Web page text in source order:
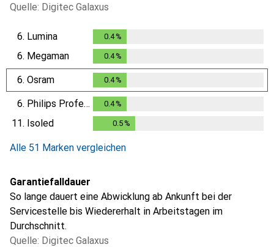
Quelle: Digitec Galaxus
6. Lumina 0.4%
6. Megaman 0.4%
6. Osram 0.4%
6. Philips Professional 0.4%
11. Isoled 0.5 %
Alle 51 Marken vergleichen
Garantiefalldauer
So lange dauert eine Abwicklung ab Ankunft bei der
Servicestelle bis Wiedererhalt in Arbeitstagen im
Durchschnitt.
Quelle: Digitec Galaxus